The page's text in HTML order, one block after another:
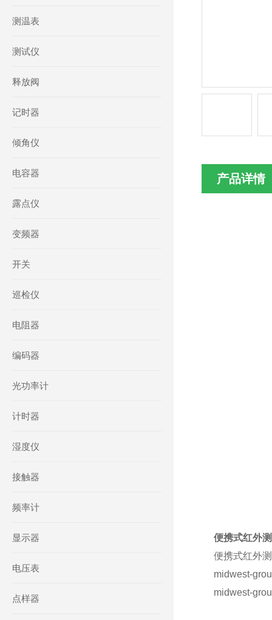
测温表
测试仪
释放阀
记时器
倾角仪
电容器
露点仪
变频器
开关
巡检仪
电阻器
编码器
光功率计
计时器
湿度仪
接触器
频率计
显示器
电压表
点样器
产品详情
便携式红外
便携式红外
midwest-
midwest-